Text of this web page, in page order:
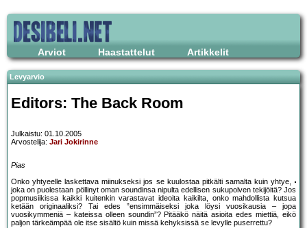
Arviot Haastattelut Artikkelit
Levyarvio
Editors: The Back Room
Julkaistu: 01.10.2005
Arvostelija: Jari Jokirinne
Pias
Onko yhtyeelle laskettava miinukseksi jos se kuulostaa pitkälti samalta kuin yhtye,
joka on puolestaan pöllinyt oman soundinsa nipulta edellisen sukupolven tekijöitä? Jos
popmusiikissa kaikki kuitenkin varastavat ideoita kaikilta, onko mahdollista kutsua
ketään originaaliksi? Tai edes ”ensimmäiseksi joka löysi vuosikausia – jopa
vuosikymmeniä – kateissa olleen soundin”? Pitääkö näitä asioita edes miettiä, eikö
paljon tärkeämpää ole itse sisältö kuin missä kehyksissä se levylle puserrettu?